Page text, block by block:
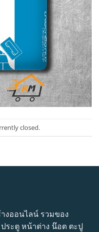
closed.
งออนไลน์ รวมของ
ระตู หน้าต่าง น๊อต ตะปู